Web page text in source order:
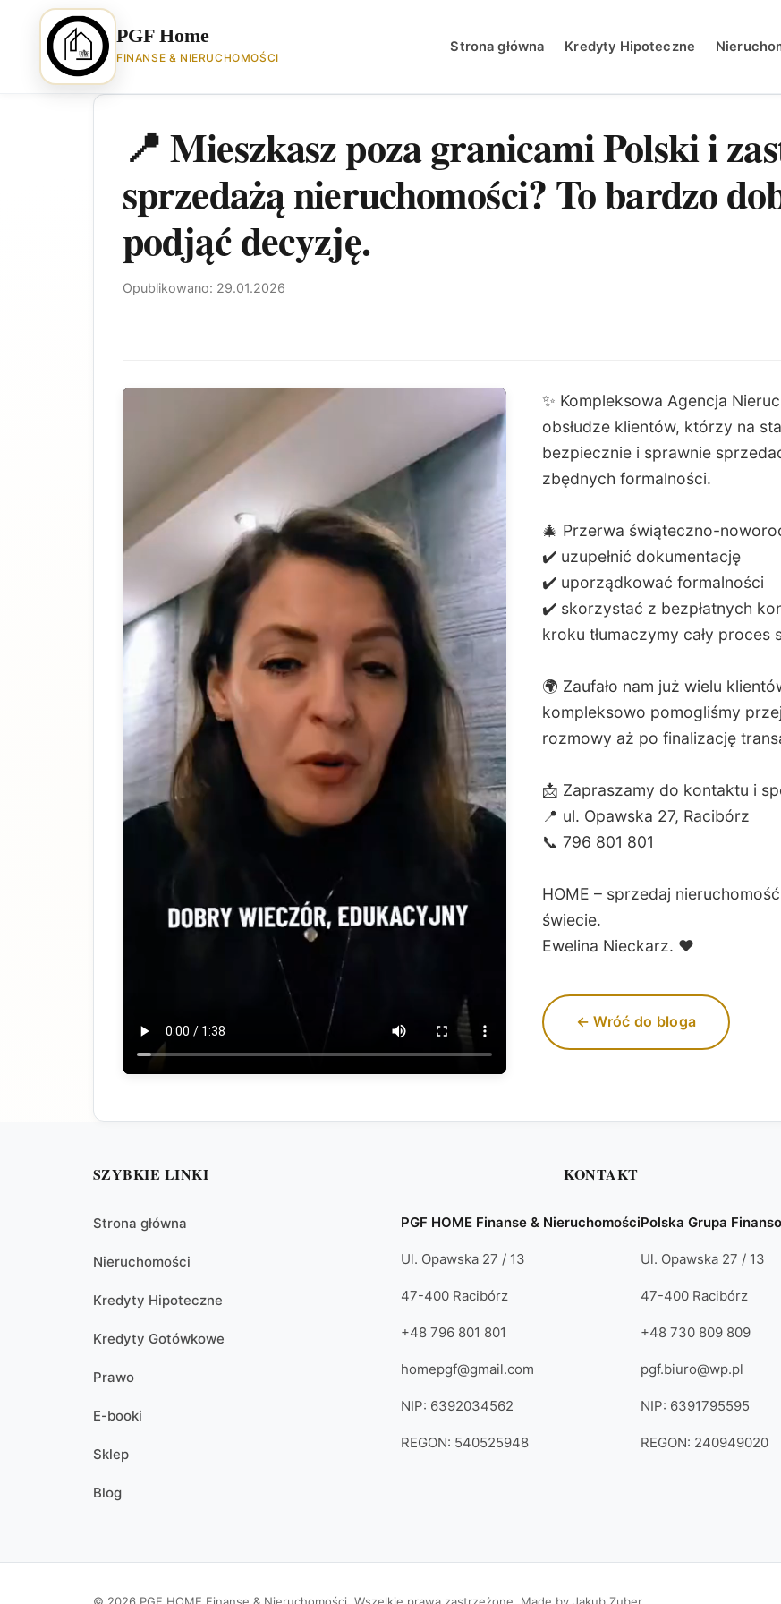
PGF Home
FINANSE & NIERUCHOMOŚCI
Strona główna Kredyty Hipoteczne
📍 Mieszkasz poza granicami Polski i
sprzedażą nieruchomości? To bardzo
podjąć decyzję.
Opublikowano: 29.01.2026
✨ Kompleksowa Agencja
obsłudze klientów, którzy na
bezpiecznie i sprawnie
zbędnych formalności.
🎄 Przerwa świąteczno-
✔️ uzupełnić dokumentację
✔️ uporządkować formalności
✔️ skorzystać z bezpłatnych
kroku tłumaczymy cały proces
🌍 Zaufało nam już wielu
kompleksowo pomogliśmy
rozmowy aż po finalizację
📩 Zapraszamy do kontaktu i
📍 ul. Opawska 27, Racibórz
📞 796 801 801
HOME – sprzedaj
świecie.
Ewelina Nieckarz. ❤️
← Wróć do bloga
SZYBKIE LINKI
Strona główna
Nieruchomości
Kredyty Hipoteczne
Kredyty Gotówkowe
Prawo
E-booki
Sklep
Blog
KONTAKT
PGF HOME Finanse & Nieruchomości
Ul. Opawska 27 / 13
47-400 Racibórz
+48 796 801 801
homepgf@gmail.com
NIP: 6392034562
REGON: 540525948
Polska Grupa
Ul. Opawska 27 / 13
47-400 Racibórz
+48 730 809 809
pgf.biuro@wp.pl
NIP: 6391795595
REGON: 240949020
© 2026 PGF HOME Finanse & Nieruchomości. Wszelkie prawa zastrzeżone. Made by Jakub Zuber